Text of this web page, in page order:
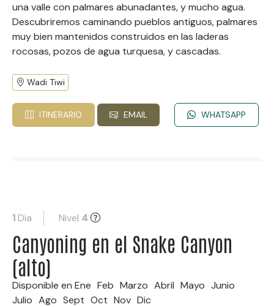
una valle con palmares abunadantes, y mucho agua.
Descubriremos caminando pueblos antiguos, palmares
muy bien mantenidos construidos en las laderas
rocosas, pozos de agua turquesa, y cascadas.
Wadi Tiwi
ITINERARIO EMAIL WHATSAPP
1Dia Nivel 4
Canyoning en el Snake Canyon
(alto)
Disponible en Ene Feb Marzo Abril Mayo Junio
Julio Ago Sept Oct Nov Dic